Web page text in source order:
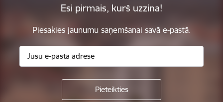
Esi pirmais, kurš uzzina!
Piesakies jaunumu saņemšanai savā e-pastā.